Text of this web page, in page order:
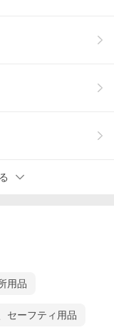
用品
セーフティ用品